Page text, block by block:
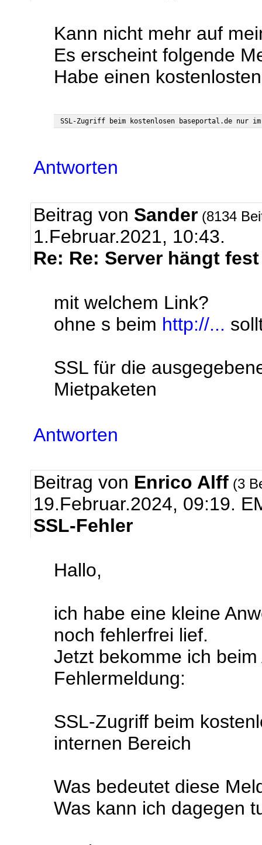
Kann nicht mehr auf
Es erscheint folgende
Habe einen
Antworten
Beitrag von Sander (8134
1.Februar.2021, 10:43.
Re: Re: Server hängt fest
mit welchem Link?
ohne s beim http://...
SSL für die
Mietpaketen
Antworten
Beitrag von Enrico Alff (3
19.Februar.2024, 09:19.
SSL-Fehler
Hallo,
ich habe eine kleine
noch fehlerfrei lief.
Jetzt bekomme ich
Fehlermeldung:
SSL-Zugriff beim
internen Bereich
Was bedeutet diese
Was kann ich dagegen